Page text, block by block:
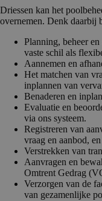
Driessen kan het
overnemen. Denk daarbij
Planning, beheer
vaste schil als
Aannemen en
Het matchen van
inplannen van
Benaderen en
Evaluatie en
via ons systeem.
Registreren van
vraag en aanbod,
Verstrekken van
Aanvragen en
Omtrent Gedrag
Verzorgen van de
van gezamenlijke